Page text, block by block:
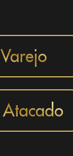
Varejo
Atacado